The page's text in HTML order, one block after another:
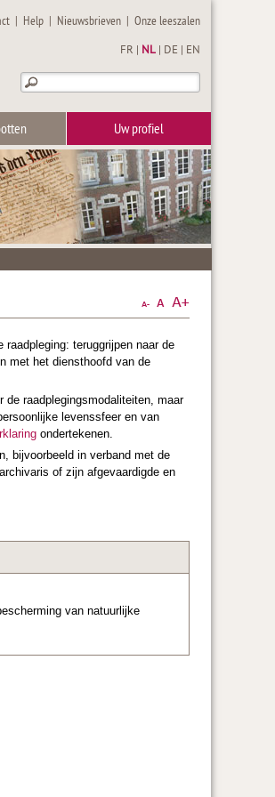
| Help | Nieuwsbrieven |Onze leeszalen
FR NL DE EN
Uw profiel
teruggrijpen naar de
met het diensthoofd van de
de raadplegingsmodaliteiten, maar
levenssfeer en van
ondertekenen.
bijvoorbeeld in verband met de
of zijn afgevaardigde en
van natuurlijke